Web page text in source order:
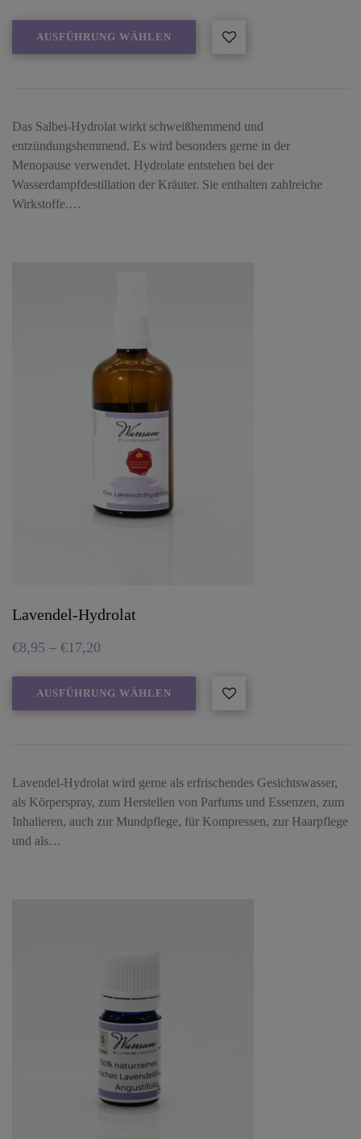
AUSFÜHRUNG WÄHLEN
Das Salbei-Hydrolat wirkt schweißhemmend und
entzündungshemmend. Es wird besonders gerne in der
Menopause verwendet. Hydrolate entstehen bei der
Wasserdampfdestillation der Kräuter. Sie enthalten zahlreiche
Wirkstoffe.…
Lavendel-Hydrolat
€8,95 – €17,20
AUSFÜHRUNG WÄHLEN
Lavendel-Hydrolat wird gerne als erfrischendes Gesichtswasser,
als Körperspray, zum Herstellen von Parfums und Essenzen, zum
Inhalieren, auch zur Mundpflege, für Kompressen, zur Haarpflege
und als…